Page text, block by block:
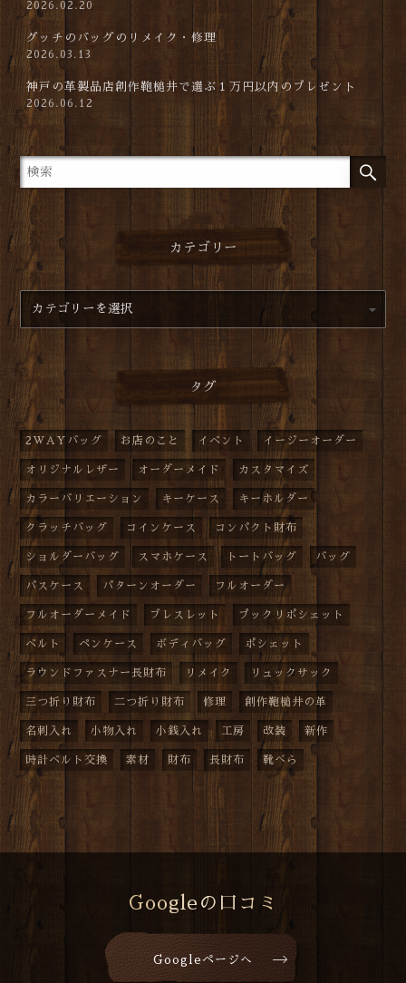
2026.02.20
グッチのバッグのリメイク・修理
2026.03.13
神戸の革製品店創作鞄槌井で選ぶ１万円以内のプレゼント
2026.06.12
カテゴリー
タグ
2WAYバッグ お店のこと イベント イージーオーダー
オリジナルレザー オーダーメイド カスタマイズ
カラーバリエーション キーケース キーホルダー
クラッチバッグ コインケース コンパクト財布
ショルダーバッグ スマホケース トートバッグ バッグ
パスケース パターンオーダー フルオーダー
フルオーダーメイド ブレスレット プックリポシェット
ベルト ペンケース ボディバッグ ポシェット
ラウンドファスナー長財布 リメイク リュックサック
三つ折り財布 二つ折り財布 修理 創作鞄槌井の革
名刺入れ 小物入れ 小銭入れ 工房 改装 新作
時計ベルト交換 素材 財布 長財布 靴べら
Googleの口コミ
Googleページへ